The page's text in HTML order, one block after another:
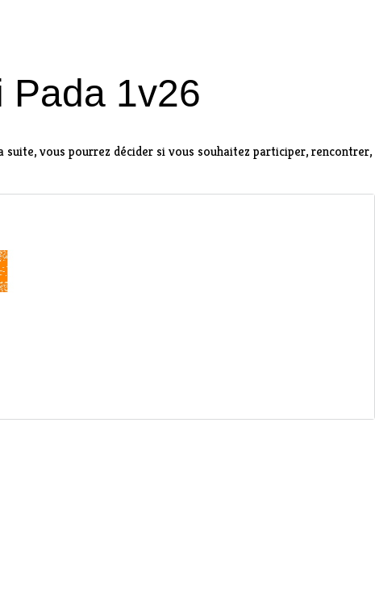
Pada 1v26
suite, vous pourrez décider si vous souhaitez participer, rencontrer,